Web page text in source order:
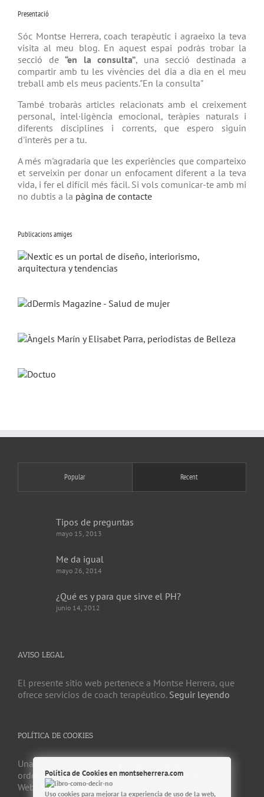
Presentació
Sóc Montse Herrera, coach terapèutic i agraeixo la teva
visita al meu blog. En aquest espai podràs trobar la
secció de “en la consulta”, una secció destinada a
compartir amb tu les vivències del dia a dia en el meu
treball amb els meus pacients."En la consulta"
També trobaràs articles relacionats amb el creixement
personal, intel·ligència emocional, teràpies naturals i
diferents disciplines i corrents, que espero siguin
d'interès per a tu.
A més m'agradaria que les experiències que comparteixo
et serveixin per donar un enfocament diferent a la teva
vida, i fer el difícil més fàcil. Si vols comunicar-te amb mi
no dubtis a la pàgina de contacte
Publicacions amiges
Popular Recent
Tipos de preguntas
mayo 15, 2013
Me da igual
mayo 26, 2014
¿Qué es y para que sirve el PH?
junio 14, 2012
AVISO LEGAL
El presente sitio web pertenece a Montse Herrera, que
ofrece servicios de coach terapéutico. Seguir leyendo
POLÍTICA DE COOKIES
Una
ordenador al acceder a determinadas páginas
Web.
Seguir leyendo
Política de Cookies en montseherrera.com
Uso cookies para mejorar la experiencia de uso de la web,